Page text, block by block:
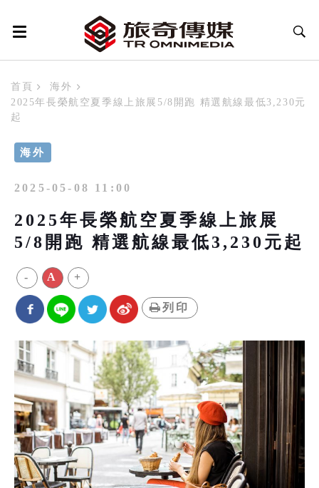
首頁
海外
2025年長榮航空夏季線上旅展5/8開跑 精選航線最低3,230元
起
海外
2025-05-08 11:00
2025年長榮航空夏季線上旅展
5/8開跑 精選航線最低3,230元起
- A +
列印